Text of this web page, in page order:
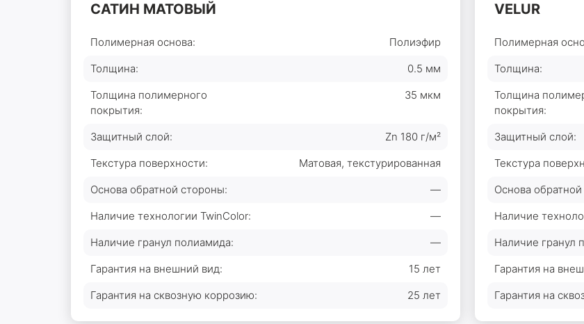
САТИН МАТОВЫЙ
Полимерная основа:
Полиэфир
Толщина:
0.5 мм
Толщина полимерного
покрытия:
35 мкм
Защитный слой:
Zn 180 г/м²
Текстура поверхности:
Матовая, текстурированная
Основа обратной стороны:
—
Наличие технологии TwinColor:
—
Наличие гранул полиамида:
—
Гарантия на внешний вид:
15 лет
Гарантия на сквозную коррозию:
25 лет
VELUR
Полимерная
Толщина:
Толщина
покрытия:
Защитный слой:
Текстура
Основа
Наличие
Наличие гранул
Гарантия на
Гарантия на